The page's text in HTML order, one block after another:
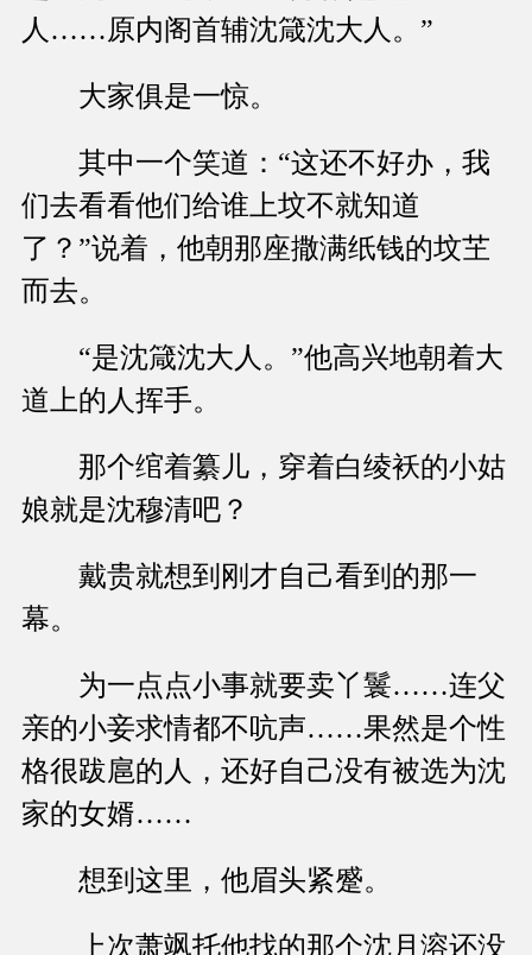
人……原内阁首辅沈箴沈大人。”
大家俱是一惊。
其中一个笑道：“这还不好办，我
们去看看他们给谁上坟不就知道
了？”说着，他朝那座撒满纸钱的坟芏
而去。
“是沈箴沈大人。”他高兴地朝着大
道上的人挥手。
那个绾着纂儿，穿着白绫袄的小姑
娘就是沈穆清吧？
戴贵就想到刚才自己看到的那一
幕。
为一点点小事就要卖丫鬟……连父
亲的小妾求情都不吭声……果然是个性
格很跋扈的人，还好自己没有被选为沈
家的女婿……
想到这里，他眉头紧蹙。
上次萧飒托他找的那个沈月溶还没